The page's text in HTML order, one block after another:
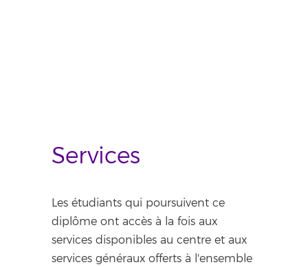
Services
Les étudiants qui poursuivent ce
diplôme ont accès à la fois aux
services disponibles au centre et aux
services généraux offerts à l'ensemble